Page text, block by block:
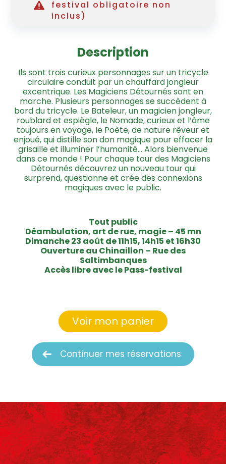
festival obligatoire non
inclus)
Description
Ils sont trois curieux personnages sur un tricycle
circulaire conduit par un chauffard jongleur
excentrique. Les Magiciens Détournés sont en
marche. Plusieurs personnages se succèdent à
bord du tricycle. Le Bateleur, un magicien jongleur,
roublard et espiègle, le Nomade, curieux et l’âme
toujours en voyage, le Poète, de nature rêveur et
enjoué, qui distille son don magique pour effacer la
grisaille et illuminer l’humanité… Alors bienvenue
dans ce monde ! Pour chaque tour des Magiciens
Détournés découvrez un nouveau tour qui
surprend, questionne et crée des connexions
magiques avec le public.
Tout public
Déambulation, art de rue, magie – 45 mn
Dimanche 23 août de 11h15, 14h15 et 16h30
Ouverture au Chinaillon – Rue des
Saltimbanques
Accès libre avec le Pass-festival
Continuer mes réservations
Voir mon panier